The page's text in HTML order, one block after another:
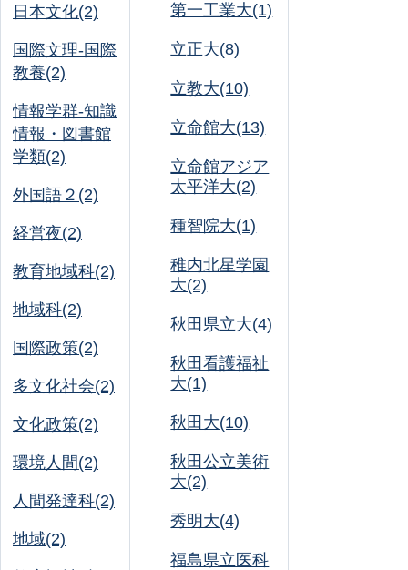
日本文化(2)
国際文理-国際
教養(2)
情報学群-知識
情報・図書館
学類(2)
外国語２(2)
経営夜(2)
教育地域科(2)
地域科(2)
国際政策(2)
多文化社会(2)
文化政策(2)
環境人間(2)
人間発達科(2)
地域(2)
第一工業大(1)
立正大(8)
立教大(10)
立命館大(13)
立命館アジア
太平洋大(2)
種智院大(1)
稚内北星学園
大(2)
秋田県立大(4)
秋田看護福祉
大(1)
秋田大(10)
秋田公立美術
大(2)
秀明大(4)
福島県立医科